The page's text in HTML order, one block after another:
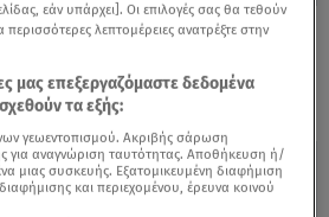
ταυτότητα το πρώτο
εάν υπάρχει]. Οι επιλογές σας θα τεθούν
περισσότερες λεπτομέρειες ανατρέξτε στην
μας επεξεργαζόμαστε δεδομένα
τα εξής:
γεωεντοπισμού. Ακριβής σάρωση
για αναγνώριση ταυτότητας. Αποθήκευση ή/
μιας συσκευής. Εξατομικευμένη διαφήμιση
και περιεχομένου, έρευνα κοινού